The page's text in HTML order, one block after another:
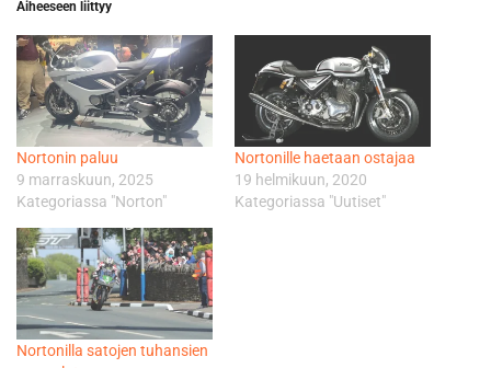
Aiheeseen liittyy
Nortonin paluu
9 marraskuun, 2025
Kategoriassa "Norton"
Nortonille haetaan ostajaa
19 helmikuun, 2020
Kategoriassa "Uutiset"
Nortonilla satojen tuhansien